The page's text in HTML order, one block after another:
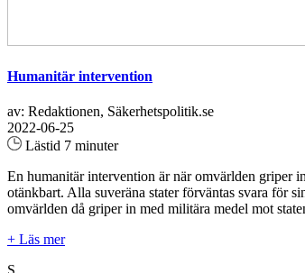
Humanitär intervention
av: Redaktionen, Säkerhetspolitik.se
2022-06-25
Lästid 7 minuter
En humanitär intervention är när omvärlden griper
otänkbart. Alla suveräna stater förväntas svara för
omvärlden då griper in med militära medel mot
+ Läs mer